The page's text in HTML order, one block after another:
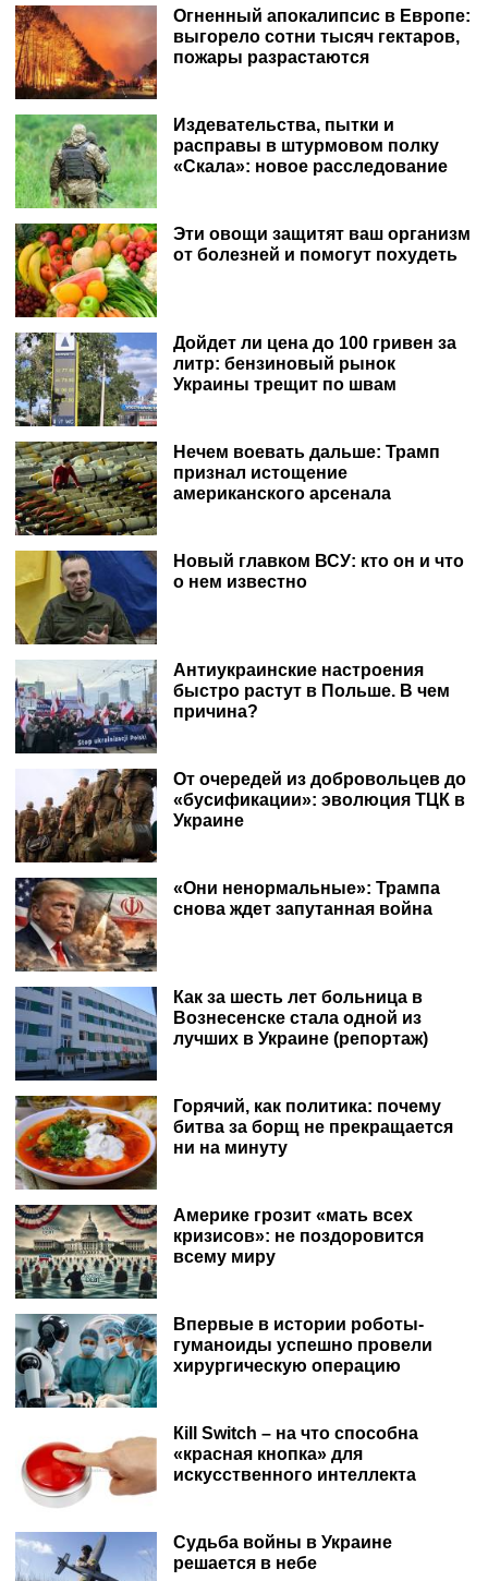
Огненный апокалипсис в Европе:
выгорело сотни тысяч гектаров,
пожары разрастаются
Издевательства, пытки и
расправы в штурмовом полку
«Скала»: новое расследование
Эти овощи защитят ваш организм
от болезней и помогут похудеть
Дойдет ли цена до 100 гривен за
литр: бензиновый рынок
Украины трещит по швам
Нечем воевать дальше: Трамп
признал истощение
американского арсенала
Новый главком ВСУ: кто он и что
о нем известно
Антиукраинские настроения
быстро растут в Польше. В чем
причина?
От очередей из добровольцев до
«бусификации»: эволюция ТЦК в
Украине
«Они ненормальные»: Трампа
снова ждет запутанная война
Как за шесть лет больница в
Вознесенске стала одной из
лучших в Украине (репортаж)
Горячий, как политика: почему
битва за борщ не прекращается
ни на минуту
Америке грозит «мать всех
кризисов»: не поздоровится
всему миру
Впервые в истории роботы-
гуманоиды успешно провели
хирургическую операцию
Кill Switch – на что способна
«красная кнопка» для
искусственного интеллекта
Судьба войны в Украине
решается в небе